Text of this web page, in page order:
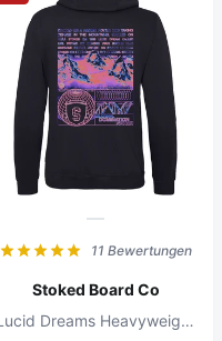
11 Bewertungen
Stoked Board Co
Lucid Dreams Heavyweight Hoodie New French Navy